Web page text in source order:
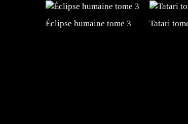
Éclipse humaine tome 3
Tatari